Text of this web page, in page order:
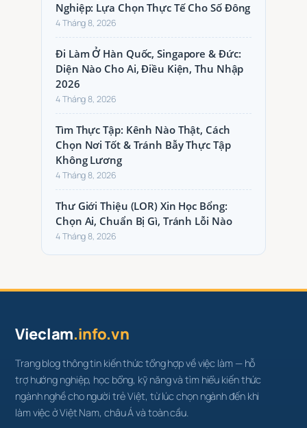
Nghiệp: Lựa Chọn Thực Tế Cho Số Đông
4 Tháng 8, 2026
Đi Làm Ở Hàn Quốc, Singapore & Đức:
Diện Nào Cho Ai, Điều Kiện, Thu Nhập
2026
4 Tháng 8, 2026
Tìm Thực Tập: Kênh Nào Thật, Cách
Chọn Nơi Tốt & Tránh Bẫy Thực Tập
Không Lương
4 Tháng 8, 2026
Thư Giới Thiệu (LOR) Xin Học Bổng:
Chọn Ai, Chuẩn Bị Gì, Tránh Lỗi Nào
4 Tháng 8, 2026
Vieclam.info.vn
Trang blog thông tin kiến thức tổng hợp về việc làm — hỗ
trợ hướng nghiệp, học bổng, kỹ năng và tìm hiểu kiến thức
ngành nghề cho người trẻ Việt, từ lúc chọn ngành đến khi
làm việc ở Việt Nam, châu Á và toàn cầu.